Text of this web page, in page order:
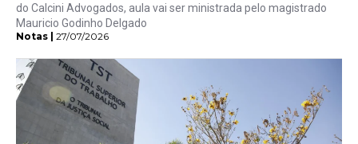
do Calcini Advogados, aula vai ser ministrada pelo magistrado
Mauricio Godinho Delgado
Notas | 27/07/2026